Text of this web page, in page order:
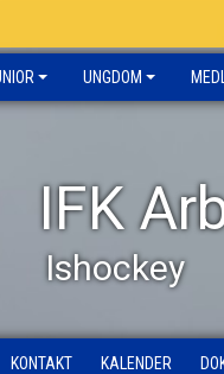
UNGDOM
IFK
Ishockey
KONTAKT KALENDER